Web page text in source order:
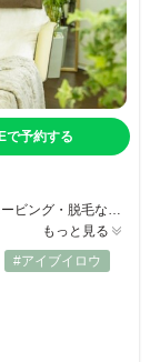
で予約する
豊中市・箕面市でまつげパーマ・フェイシャル・シェービング・脱毛ならBeauty salon Ivy。美容室併設のトータルビューティーサロンで、まつげパーマ単体はもちろん、フェイシャルとの同時施術が人気。時短で目元と美肌を同時にケア◎柴原駅徒歩圏内＆駐車場完備、メンズ脱毛にも対応◎
もっと見る
#アイブイロウ